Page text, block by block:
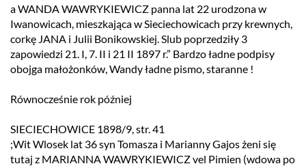
a WANDA WAWRYKIEWICZ panna lat 22 urodzona w
Iwanowicach, mieszkająca w Sieciechowicach przy krewnych,
corkę JANA i Julii Bonikowskiej. Slub poprzedziły 3
zapowiedzi 21. I, 7. II i 21 II 1897 r.” Bardzo ładne podpisy
obojga małożonków, Wandy ładne pismo, staranne !
Równocześnie rok później
SIECIECHOWICE 1898/9, str. 41
;Wit Wlosek lat 36 syn Tomasza i Marianny Gajos żeni się
tutaj z MARIANNA WAWRYKIEWICZ vel Pimien (wdowa po